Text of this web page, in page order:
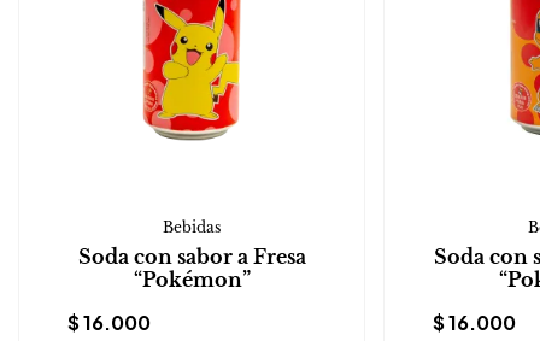
Bebidas
Soda con sabor a Fresa
“Pokémon”
$16.000
Soda con
$16.000